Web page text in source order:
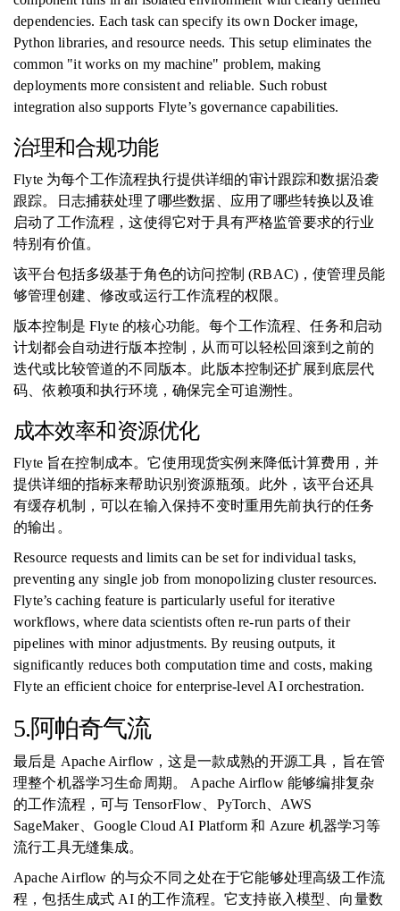
dependencies. Each task can specify its own Docker image,
Python libraries, and resource needs. This setup eliminates the
common "it works on my machine" problem, making
deployments more consistent and reliable. Such robust
integration also supports Flyte’s governance capabilities.
治理和合规功能
Flyte 为每个工作流程执行提供详细的审计跟踪和数据沿袭
跟踪。日志捕获处理了哪些数据、应用了哪些转换以及谁
启动了工作流程，这使得它对于具有严格监管要求的行业
特别有价值。
该平台包括多级基于角色的访问控制 (RBAC)，使管理员能
够管理创建、修改或运行工作流程的权限。
版本控制是 Flyte 的核心功能。每个工作流程、任务和启动
计划都会自动进行版本控制，从而可以轻松回滚到之前的
迭代或比较管道的不同版本。此版本控制还扩展到底层代
码、依赖项和执行环境，确保完全可追溯性。
成本效率和资源优化
Flyte 旨在控制成本。它使用现货实例来降低计算费用，并
提供详细的指标来帮助识别资源瓶颈。此外，该平台还具
有缓存机制，可以在输入保持不变时重用先前执行的任务
的输出。
Resource requests and limits can be set for individual tasks,
preventing any single job from monopolizing cluster resources.
Flyte’s caching feature is particularly useful for iterative
workflows, where data scientists often re-run parts of their
pipelines with minor adjustments. By reusing outputs, it
significantly reduces both computation time and costs, making
Flyte an efficient choice for enterprise-level AI orchestration.
5.阿帕奇气流
最后是 Apache Airflow，这是一款成熟的开源工具，旨在管
理整个机器学习生命周期。 Apache Airflow 能够编排复杂
的工作流程，可与 TensorFlow、PyTorch、AWS
SageMaker、Google Cloud AI Platform 和 Azure 机器学习等
流行工具无缝集成。
Apache Airflow 的与众不同之处在于它能够处理高级工作流
程，包括生成式 AI 的工作流程。它支持嵌入模型、向量数